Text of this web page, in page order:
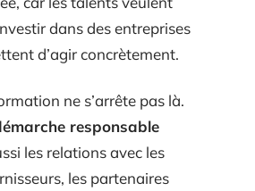
dans des entreprises
d’agir concrètement.
ne s’arrête pas là.
responsable
les relations avec les
les partenaires